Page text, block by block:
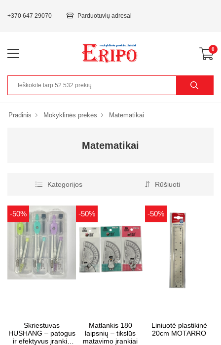
+370 647 29070 Parduotuvių adresai
0
Pradinis Mokyklinės prekės Matematikai
Matematikai
Kategorijos Rūšiuoti
-50%
Skriestuvas
HUSHANG – patogus
ir efektyvus įrankis
-50%
Matlankis 180
laipsnių – tikslūs
matavimo įrankiai
-50%
Liniuotė plastikinė
20cm MOTARRO